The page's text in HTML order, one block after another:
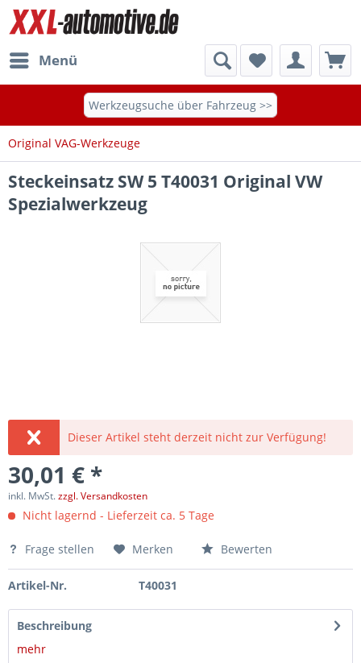
Menü
Werkzeugsuche über Fahrzeug >>
Original VAG-Werkzeuge
Steckeinsatz SW 5 T40031 Original VW
Spezialwerkzeug
Dieser Artikel steht derzeit nicht zur Verfügung!
30,01 € *
inkl. MwSt.zzgl. Versandkosten
Nicht lagernd - Lieferzeit ca. 5 Tage
Frage stellen Merken Bewerten
Artikel-Nr. T40031
Beschreibung
mehr